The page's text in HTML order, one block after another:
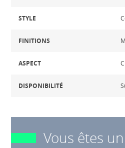
STYLE
FINITIONS
ASPECT
DISPONIBILITÉ
Vous êtes